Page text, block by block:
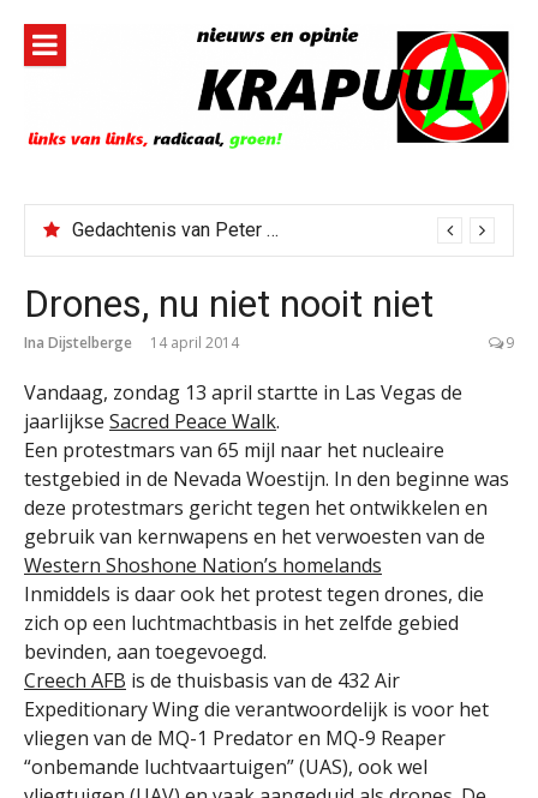
inhoud
Todd Blanche benoemd tot Attorney General
Drones, nu niet nooit niet
Ina Dijstelberge 14 april 2014 9
Vandaag, zondag 13 april startte in Las Vegas de
jaarlijkse Sacred Peace Walk.
Een protestmars van 65 mijl naar het nucleaire
testgebied in de Nevada Woestijn. In den beginne was
deze protestmars gericht tegen het ontwikkelen en
gebruik van kernwapens en het verwoesten van de
Western Shoshone Nation’s homelands
Inmiddels is daar ook het protest tegen drones, die
zich op een luchtmachtbasis in het zelfde gebied
bevinden, aan toegevoegd.
Creech AFB is de thuisbasis van de 432 Air
Expeditionary Wing die verantwoordelijk is voor het
vliegen van de MQ-1 Predator en MQ-9 Reaper
“onbemande luchtvaartuigen” (UAS), ook wel